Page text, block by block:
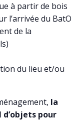
à partir de bois
l’arrivée du BatO
de la
du lieu et/ou
la
d’objets pour